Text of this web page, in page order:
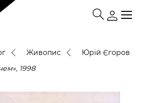
Живопис
Юрій Єгоров
1998